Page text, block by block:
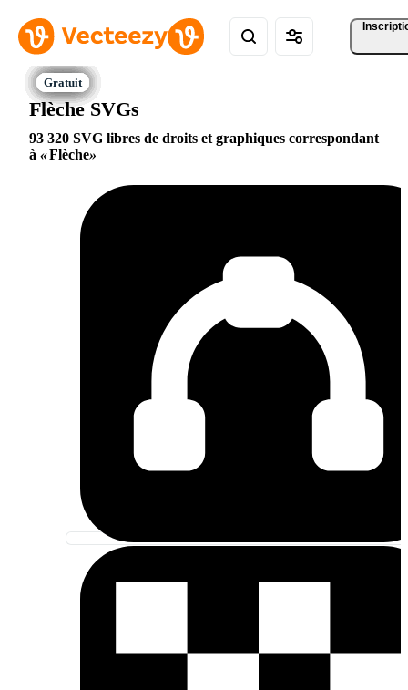
Flèche SVGs
93 320 SVG libres de droits et graphiques correspondant
à
Flèche